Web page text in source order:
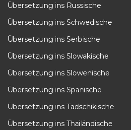
Übersetzung ins Russische
Übersetzung ins Schwedische
Übersetzung ins Serbische
Übersetzung ins Slowakische
Übersetzung ins Slowenische
Übersetzung ins Spanische
Übersetzung ins Tadschikische
Übersetzung ins Thailändische